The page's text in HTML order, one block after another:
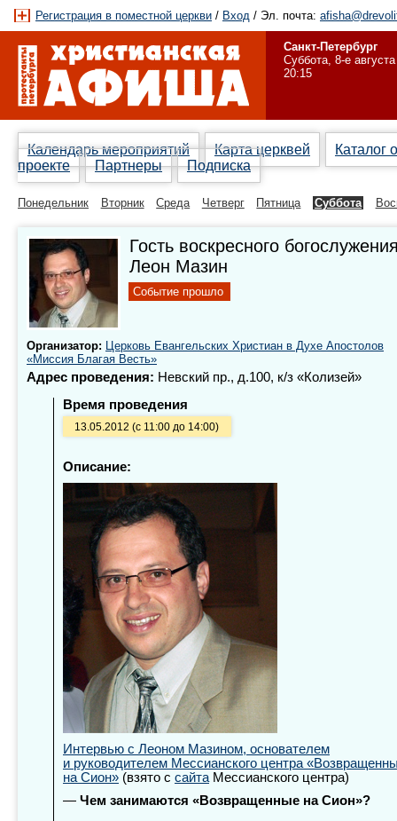
Регистрация в поместной церкви / Вход / Эл. почта:
Санкт-Петербург
Суббота, 8-е августа
20:15
Календарь мероприятий Карта церквей
Каталог
проекте
Партнеры Подписка
Понедельник Вторник Среда Четверг Пятница Суббота
Гость воскресного
Леон Мазин
Событие прошло
Организатор: Церковь Евангельских Христиан в Духе Апостолов
«Миссия Благая Весть»
Адрес проведения: Невский пр., д.100, к/з «Колизей»
Время проведения
13.05.2012 (с 11:00 до 14:00)
Описание:
Интервью с Леоном Мазином, основателем
и руководителем Мессианского центра
на Сион» (взято с сайта Мессианского центра)
— Чем занимаются «Возвращенные на Сион»?